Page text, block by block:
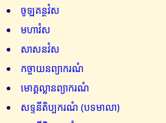
ចូឡគន្ថវំស
មហាវំស
សាសនវំស
កច្ចាយនព្យាករណំ
មោគ្គល្លានព្យាករណំ
សទ្ទនីតិប្បករណំ (បទមាលា)